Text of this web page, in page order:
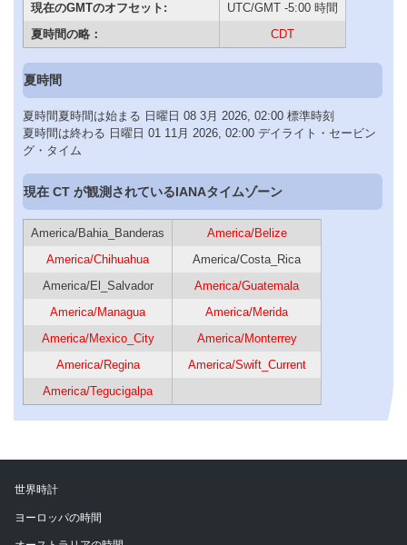
現在のGMTのオフセット:
UTC/GMT -5:00 時間
夏時間の略：
CDT
夏時間
夏時間夏時間は始まる 日曜日 08 3月 2026, 02:00 標準時刻
夏時間は終わる 日曜日 01 11月 2026, 02:00 デイライト・セービン
グ・タイム
現在 CT が観測されているIANAタイムゾーン
America/Bahia_Banderas
America/Belize
America/Chihuahua
America/Costa_Rica
America/El_Salvador
America/Guatemala
America/Managua
America/Merida
America/Mexico_City
America/Monterrey
America/Regina
America/Swift_Current
America/Tegucigalpa
世界時計
ヨーロッパの時間